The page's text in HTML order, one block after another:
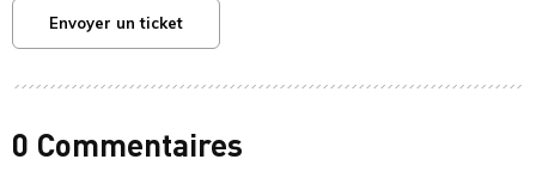
Envoyer un ticket
0 Commentaires